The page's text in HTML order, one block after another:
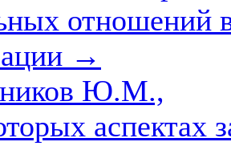
отношений
→
Ю.М.,
аспектах